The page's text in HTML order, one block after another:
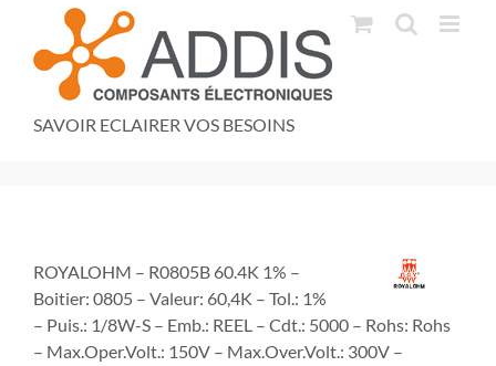
SAVOIR ECLAIRER VOS BESOINS
ROYALOHM – R0805B 60.4K 1% –
Boitier: 0805 – Valeur: 60,4K – Tol.: 1%
– Puis.: 1/8W-S – Emb.: REEL – Cdt.: 5000 – Rohs: Rohs
– Max.Oper.Volt.: 150V – Max.Over.Volt.: 300V –